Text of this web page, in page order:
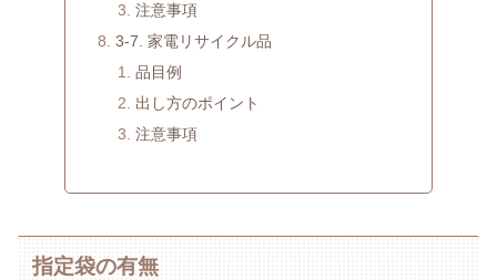
注意事項
3-7. 家電リサイクル品
品目例
出し方のポイント
注意事項
指定袋の有無